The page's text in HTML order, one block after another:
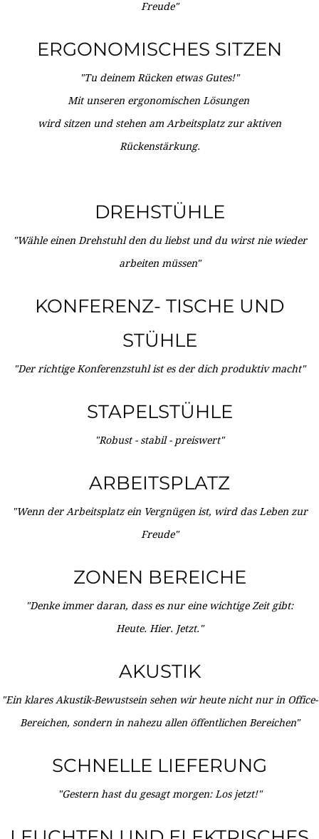
Freude"
ERGONOMISCHES SITZEN
"Tu deinem Rücken etwas Gutes!"
Mit unseren ergonomischen Lösungen
wird sitzen und stehen am Arbeitsplatz zur aktiven
Rückenstärkung.
DREHSTÜHLE
"Wähle einen Drehstuhl den du liebst und du wirst nie wieder
arbeiten müssen"
KONFERENZ- TISCHE UND
STÜHLE
"Der richtige Konferenzstuhl ist es der dich produktiv macht"
STAPELSTÜHLE
"Robust - stabil - preiswert"
ARBEITSPLATZ
"Wenn der Arbeitsplatz ein Vergnügen ist, wird das Leben zur
Freude"
ZONEN BEREICHE
"Denke immer daran, dass es nur eine wichtige Zeit gibt:
Heute. Hier. Jetzt."
AKUSTIK
"Ein klares Akustik-Bewustsein sehen wir heute nicht nur in Office-
Bereichen, sondern in nahezu allen öffentlichen Bereichen"
SCHNELLE LIEFERUNG
"Gestern hast du gesagt morgen: Los jetzt!"